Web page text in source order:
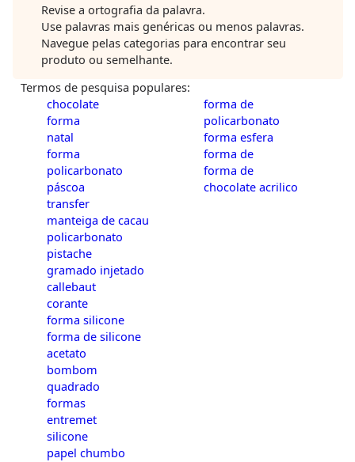
Revise a ortografia da palavra.
Use palavras mais genéricas ou menos palavras.
Navegue pelas categorias para encontrar seu
produto ou semelhante.
Termos de pesquisa populares:
chocolate
forma
natal
forma
policarbonato
páscoa
transfer
manteiga de cacau
policarbonato
pistache
gramado injetado
callebaut
corante
forma silicone
forma de silicone
acetato
bombom
quadrado
formas
entremet
silicone
papel chumbo
forma de
policarbonato
forma esfera
forma de
forma de
chocolate acrilico